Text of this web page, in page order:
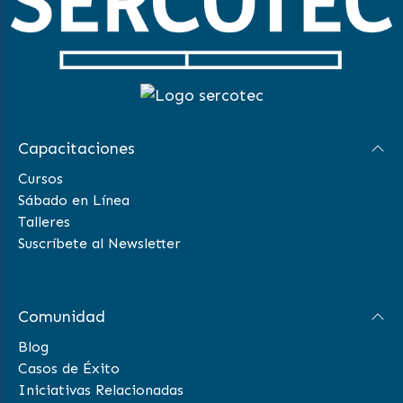
Capacitaciones
Cursos
Sábado en Línea
Talleres
Suscríbete al Newsletter
Comunidad
Blog
Casos de Éxito
Iniciativas Relacionadas